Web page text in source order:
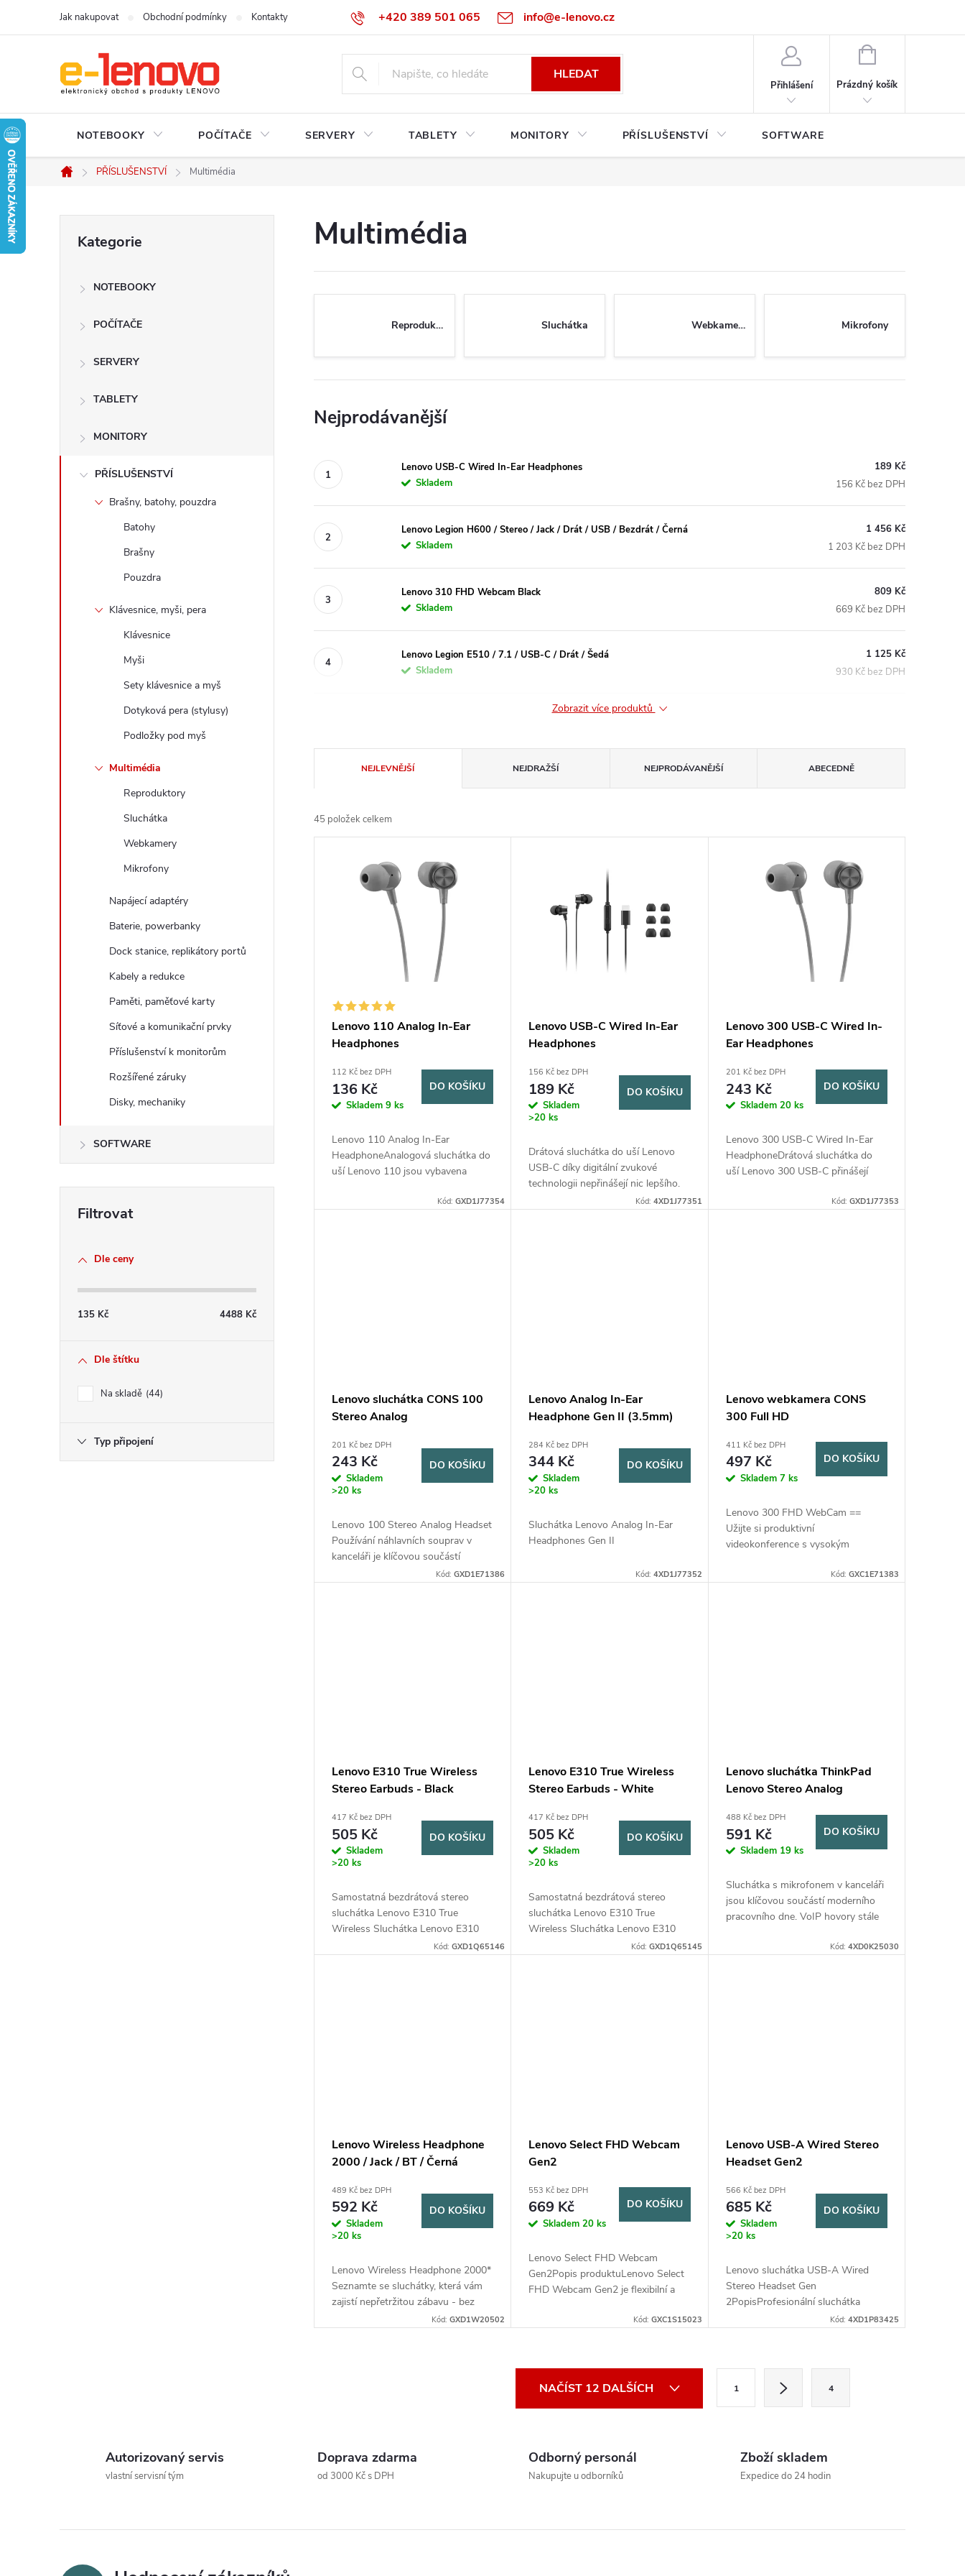
+420 389 501 065 info@e-lenovo.cz
Jak nakupovat Obchodní podmínky Kontakty
HLEDAT
Přihlášení
NÁKUPNÍ
Prázdný košík
NOTEBOOKY POČÍTAČE SERVERY TABLETY MONITORY PŘÍSLUŠENSTVÍ SOFTWARE
Domů
PŘÍSLUŠENSTVÍ Multimédia
n
kategorie
Kategorie
NOTEBOOKY
POČÍTAČE
SERVERY
TABLETY
MONITORY
PŘÍSLUŠENSTVÍ
Brašny, batohy, pouzdra
Batohy
Brašny
Pouzdra
Klávesnice, myši, pera
Klávesnice
Myši
Sety klávesnice a myš
Dotyková pera (stylusy)
Podložky pod myš
Multimédia
Reproduktory
Sluchátka
Webkamery
Mikrofony
Napájecí adaptéry
Baterie, powerbanky
Dock stanice, replikátory portů
Kabely a redukce
Paměti, paměťové karty
Síťové a komunikační prvky
Příslušenství k monitorům
Rozšířené záruky
Disky, mechaniky
SOFTWARE
Dle ceny
135 Kč 4488 Kč
Dle štítku
Na skladě 44
Typ připojení
Multimédia
Reproduktory Sluchátka Webkamery Mikrofony
Nejprodávanější
Lenovo USB-C Wired In-Ear Headphones
Skladem
189 Kč
156 Kč bez DPH
Lenovo Legion H600 / Stereo / Jack / Drát / USB / Bezdrát / Černá
Skladem
1 456 Kč
1 203 Kč bez DPH
Lenovo 310 FHD Webcam Black
Skladem
809 Kč
669 Kč bez DPH
Lenovo Legion E510 / 7.1 / USB-C / Drát / Šedá
Skladem
1 125 Kč
930 Kč bez DPH
Zobrazit více produktů
a
z
NEJLEVNĚJŠÍ NEJDRAŽŠÍ NEJPRODÁVANĚJŠÍ ABECEDNĚ
45 položek celkem
k
Lenovo 110 Analog In-Ear
Headphones
112 Kč bez DPH
136 Kč
Skladem 9 ks
DO KOŠÍKU
Lenovo 110 Analog In-Ear
HeadphoneAnalogová sluchátka do
uší Lenovo 110 jsou vybavena
který zajistí, že vás bude slyšet,
Kód:GXD1J77354
Lenovo USB-C Wired In-Ear
Headphones
156 Kč bez DPH
189 Kč
Skladem
>20 ks
DO KOŠÍKU
Drátová sluchátka do uší Lenovo
USB-C díky digitální zvukové
technologii nepřinášejí nic lepšího.
Ve spojení s prémiovými 9mm
Kód: 4XD1J77351
Lenovo 300 USB-C Wired In-
Ear Headphones
201 Kč bez DPH
243 Kč
Skladem 20 ks
DO KOŠÍKU
Lenovo 300 USB-C Wired In-Ear
HeadphoneDrátová sluchátka do
uší Lenovo 300 USB-C přinášejí
masy. Pokud rádi trávíte dny
Kód: GXD1J77353
Lenovo sluchátka CONS 100
Stereo Analog
201 Kč bez DPH
243 Kč
Skladem
>20 ks
DO KOŠÍKU
Lenovo 100 Stereo Analog Headset
Používání náhlavních souprav v
kanceláři je klíčovou součástí
moderního pracovního dne. Volání
Kód:GXD1E71386
Lenovo Analog In-Ear
Headphone Gen II (3.5mm)
284 Kč bez DPH
344 Kč
Skladem
>20 ks
DO KOŠÍKU
Sluchátka Lenovo Analog In-Ear
Headphones Gen II
Kód: 4XD1J77352
Lenovo webkamera CONS
300 Full HD
411 Kč bez DPH
497 Kč
Skladem 7 ks
DO KOŠÍKU
Lenovo 300 FHD WebCam ==
Užijte si produktivní
videokonference s vysokým
dokonalými pixely. == Dva
Kód: GXC1E71383
Lenovo E310 True Wireless
Stereo Earbuds - Black
417 Kč bez DPH
505 Kč
Skladem
>20 ks
DO KOŠÍKU
Samostatná bezdrátová stereo
sluchátka Lenovo E310 True
Wireless Sluchátka Lenovo E310
True Wireless Stereo Earbuds jsou
Kód:GXD1Q65146
Lenovo E310 True Wireless
Stereo Earbuds - White
417 Kč bez DPH
505 Kč
Skladem
>20 ks
DO KOŠÍKU
Samostatná bezdrátová stereo
sluchátka Lenovo E310 True
Wireless Sluchátka Lenovo E310
True Wireless Stereo Earbuds jsou
Kód: GXD1Q65145
Lenovo sluchátka ThinkPad
Lenovo Stereo Analog
488 Kč bez DPH
591 Kč
Skladem 19 ks
DO KOŠÍKU
Sluchátka s mikrofonem v kanceláři
jsou klíčovou součástí moderního
pracovního dne. VoIP hovory stále
služby a šetří náklady na...
Kód: 4XD0K25030
Lenovo Wireless Headphone
2000 / Jack / BT / Černá
489 Kč bez DPH
592 Kč
Skladem
>20 ks
DO KOŠÍKU
Lenovo Wireless Headphone 2000*
Seznamte se sluchátky, která vám
zajistí nepřetržitou zábavu - bez
pauz, bez přerušení.* Bezdrátová
Kód:GXD1W20502
Lenovo Select FHD Webcam
Gen2
553 Kč bez DPH
669 Kč
Skladem20 ks
DO KOŠÍKU
Lenovo Select FHD Webcam
Gen2Popis produktuLenovo Select
FHD Webcam Gen2 je flexibilní a
pro konferenční hovory s rozlišením
Kód: GXC1S15023
Lenovo USB-A Wired Stereo
Headset Gen2
566 Kč bez DPH
685 Kč
Skladem
>20 ks
DO KOŠÍKU
Lenovo sluchátka USB-A Wired
Stereo Headset Gen
2PopisProfesionální sluchátka
Lenovo USB-A Wired Stereo
Kód: 4XD1P83425
á
a
NAČÍST 12 DALŠÍCH 1 4
Autorizovaný servis
vlastní servisní tým
Doprava zdarma
od 3000 Kč s DPH
Odborný personál
Nakupujte u odborníků
Zboží skladem
Expedice do 24 hodin